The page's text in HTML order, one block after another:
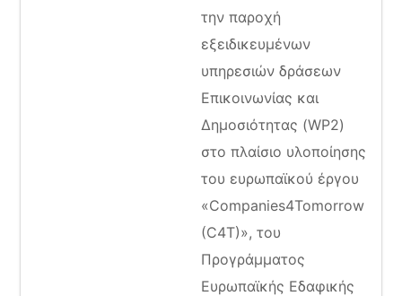
την παροχή
εξειδικευμένων
υπηρεσιών δράσεων
Επικοινωνίας και
Δημοσιότητας (WP2)
στο πλαίσιο υλοποίησης
του ευρωπαϊκού έργου
«Companies4Tomorrow
(C4T)», του
Προγράμματος
Ευρωπαϊκής Εδαφικής